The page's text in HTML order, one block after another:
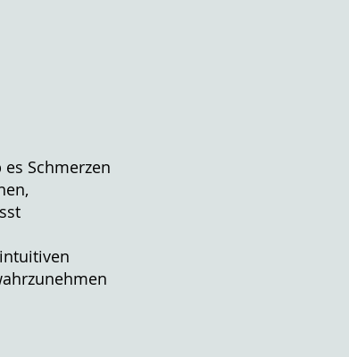
Schmerzen